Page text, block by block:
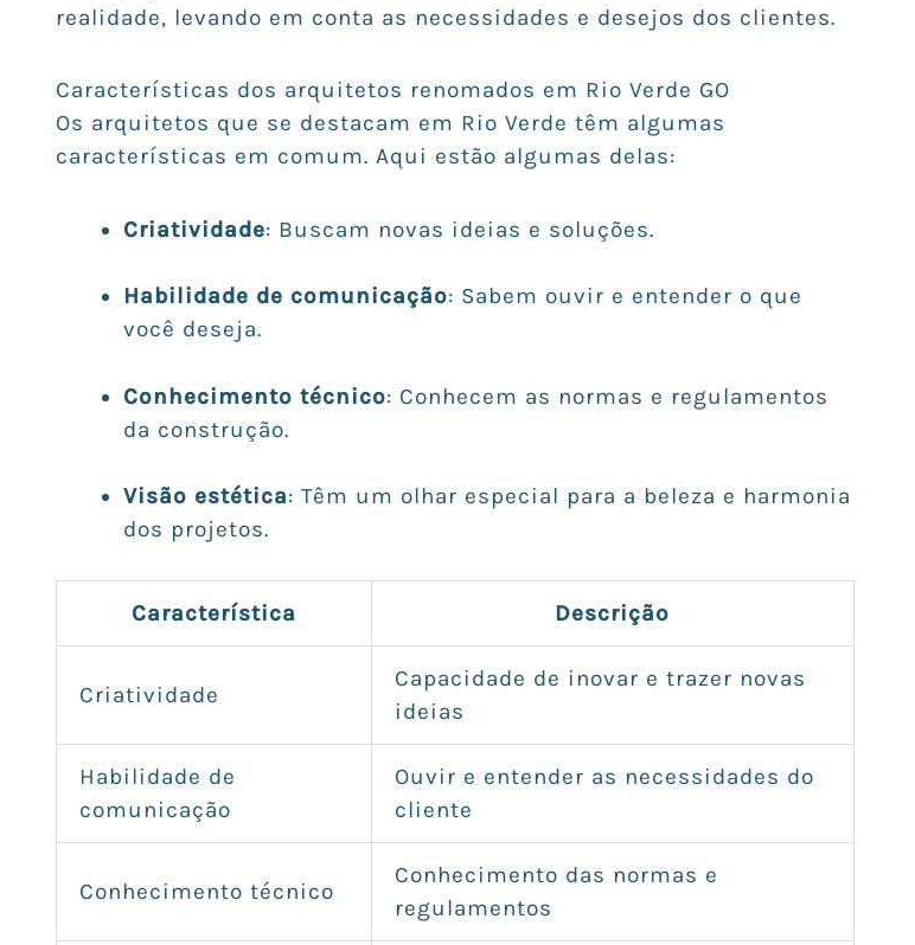
realidade, levando em conta as necessidades e desejos dos clientes.
Características dos arquitetos renomados em Rio Verde GO
Os arquitetos que se destacam em Rio Verde têm algumas
características em comum. Aqui estão algumas delas:
Criatividade: Buscam novas ideias e soluções.
Habilidade de comunicação: Sabem ouvir e entender o que
você deseja.
Conhecimento técnico: Conhecem as normas e regulamentos
da construção.
Visão estética: Têm um olhar especial para a beleza e harmonia
dos projetos.
Característica Descrição
Criatividade
Capacidade de inovar e trazer novas
ideias
Habilidade de
comunicação
Ouvir e entender as necessidades do
cliente
Conhecimento técnico
Conhecimento das normas e
regulamentos